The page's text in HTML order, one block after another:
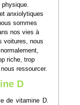
anxiolytiques
sommes
nos vies à
voitures, nous
riche, trop
ressourcer.
D
de vitamine D.